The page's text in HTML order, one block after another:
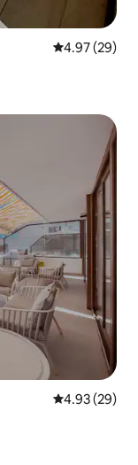
レビュー29
4.97 (29)
レビュー29
4.93 (29)